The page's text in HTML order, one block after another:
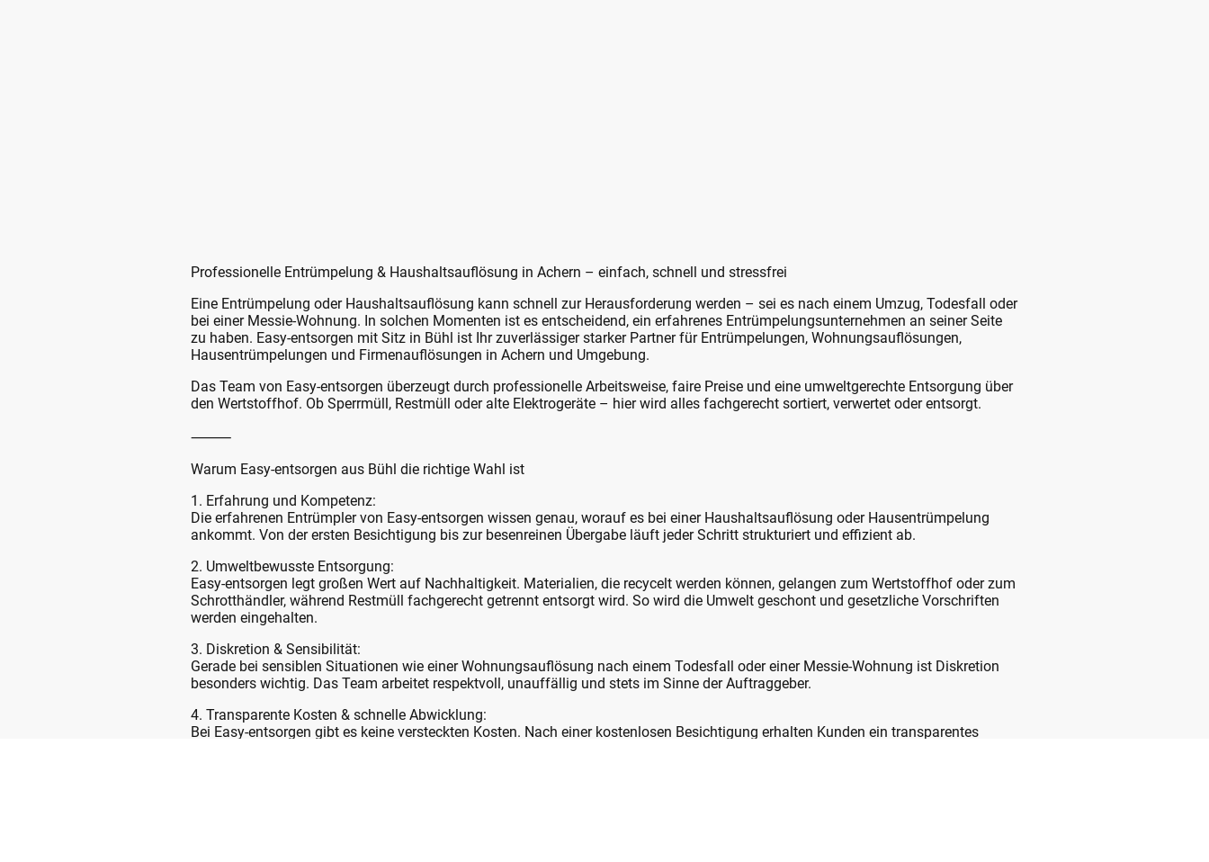
Professionelle Entrümpelung & Haushaltsauflösung in Achern – einfach, schnell und stressfrei
Eine Entrümpelung oder Haushaltsauflösung kann schnell zur Herausforderung werden – sei es nach einem Umzug, Todesfall oder
bei einer Messie-Wohnung. In solchen Momenten ist es entscheidend, ein erfahrenes Entrümpelungsunternehmen an seiner Seite
zu haben. Easy-entsorgen mit Sitz in Bühl ist Ihr zuverlässiger starker Partner für Entrümpelungen, Wohnungsauflösungen,
Hausentrümpelungen und Firmenauflösungen in Achern und Umgebung.
Das Team von Easy-entsorgen überzeugt durch professionelle Arbeitsweise, faire Preise und eine umweltgerechte Entsorgung über
den Wertstoffhof. Ob Sperrmüll, Restmüll oder alte Elektrogeräte – hier wird alles fachgerecht sortiert, verwertet oder entsorgt.
⸻
Warum Easy-entsorgen aus Bühl die richtige Wahl ist
1. Erfahrung und Kompetenz:
Die erfahrenen Entrümpler von Easy-entsorgen wissen genau, worauf es bei einer Haushaltsauflösung oder Hausentrümpelung
ankommt. Von der ersten Besichtigung bis zur besenreinen Übergabe läuft jeder Schritt strukturiert und effizient ab.
2. Umweltbewusste Entsorgung:
Easy-entsorgen legt großen Wert auf Nachhaltigkeit. Materialien, die recycelt werden können, gelangen zum Wertstoffhof oder zum
Schrotthändler, während Restmüll fachgerecht getrennt entsorgt wird. So wird die Umwelt geschont und gesetzliche Vorschriften
werden eingehalten.
3. Diskretion & Sensibilität:
Gerade bei sensiblen Situationen wie einer Wohnungsauflösung nach einem Todesfall oder einer Messie-Wohnung ist Diskretion
besonders wichtig. Das Team arbeitet respektvoll, unauffällig und stets im Sinne der Auftraggeber.
4. Transparente Kosten & schnelle Abwicklung:
Bei Easy-entsorgen gibt es keine versteckten Kosten. Nach einer kostenlosen Besichtigung erhalten Kunden ein transparentes